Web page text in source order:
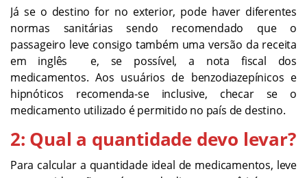
Já se o destino for no exterior, pode haver diferentes
normas sanitárias sendo recomendado que o
passageiro leve consigo também uma versão da receita
em inglês e, se possível, a nota fiscal dos
medicamentos. Aos usuários de benzodiazepínicos e
hipnóticos recomenda-se inclusive, checar se o
medicamento utilizado é permitido no país de destino.
2: Qual a quantidade devo levar?
Para calcular a quantidade ideal de medicamentos, leve